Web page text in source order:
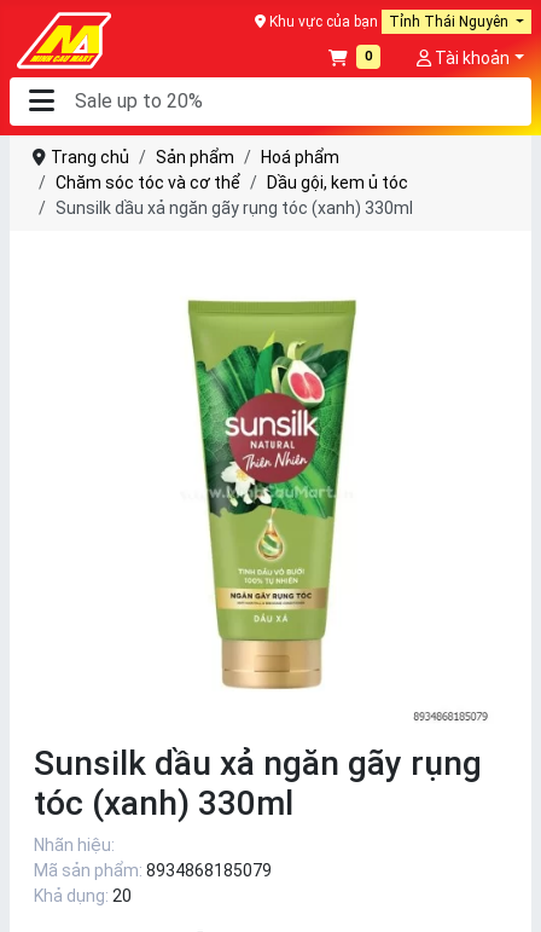
Khu vực của bạn Tỉnh Thái Nguyên
0 Tài khoản
Trang chủ Sản phẩm
Hoá phẩm
Chăm sóc tóc và cơ thể
Dầu gội, kem ủ tóc
Sunsilk dầu xả ngăn gãy rụng tóc (xanh) 330ml
Sunsilk dầu xả ngăn gãy rụng
tóc (xanh) 330ml
Nhãn hiệu:
Mã sản phẩm: 8934868185079
Khả dụng: 20